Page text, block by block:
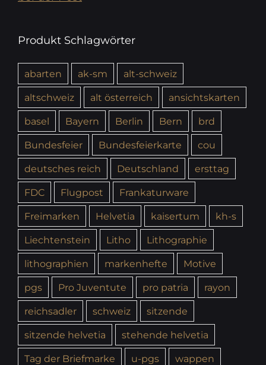
Produkt Schlagwörter
abarten ak-sm
alt-schweiz
altschweiz
alt österreich
ansichtskarten
basel
Bayern Berlin Bern
brd
Bundesfeier
Bundesfeierkarte
cou
deutsches reich
Deutschland
ersttag
FDC
Flugpost
Frankaturware
Freimarken
Helvetia kaisertum
kh-s
Liechtenstein
Litho
Lithographie
lithographien
markenhefte
Motive
pgs
Pro Juventute pro patria
rayon
reichsadler
schweiz
sitzende
sitzende helvetia
stehende helvetia
Tag der Briefmarke
u-pgs
wappen